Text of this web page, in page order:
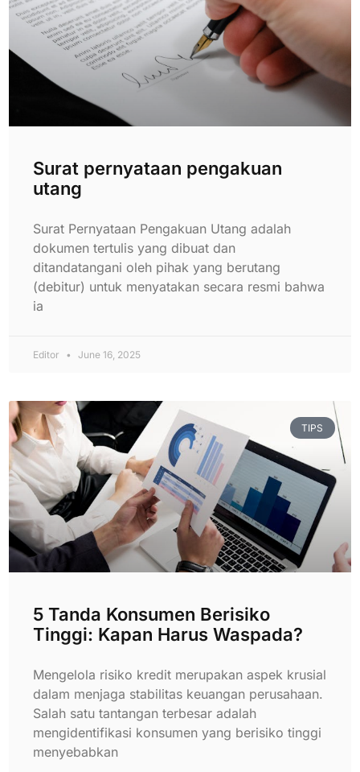
Surat pernyataan pengakuan
utang
Surat Pernyataan Pengakuan Utang adalah
dokumen tertulis yang dibuat dan
ditandatangani oleh pihak yang berutang
(debitur) untuk menyatakan secara resmi bahwa
ia
Editor June 16, 2025
TIPS
5 Tanda Konsumen Berisiko
Tinggi: Kapan Harus Waspada?
Mengelola risiko kredit merupakan aspek krusial
dalam menjaga stabilitas keuangan perusahaan.
Salah satu tantangan terbesar adalah
mengidentifikasi konsumen yang berisiko tinggi
menyebabkan